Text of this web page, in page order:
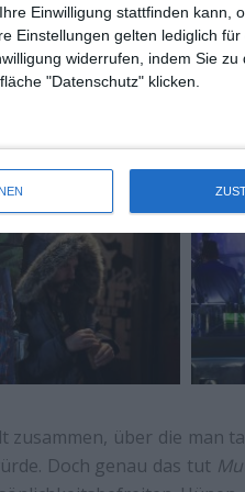
Einwilligung stattfinden kann,
Einstellungen gelten lediglich
widerrufen, indem Sie zu
"Datenschutz" klicken.
Familie stammt, das ist
Jones interessiert sich
das Geschehen, bis auf
zusammen, über die man
Doch genau das tut